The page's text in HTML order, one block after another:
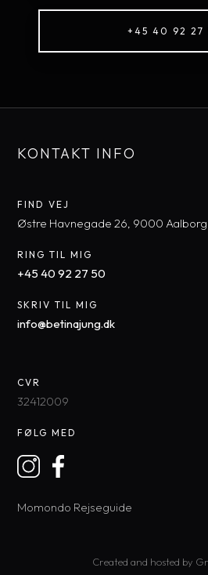
+45 40 92 27
KONTAKT INFO
FIND VEJ​
​Østre Havnegade 26, 9000 Aal​borg
RING TIL MIG
+45 40 92 27 50​
SKRIV TIL MIG
​info@betinajung.dk​
CVR
32412009
FØLG MED
Momondo Rejseguide
Created and hosted by